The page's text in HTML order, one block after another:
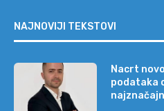
NAJNOVIJI TEKSTOVI
Nacrt
podataka